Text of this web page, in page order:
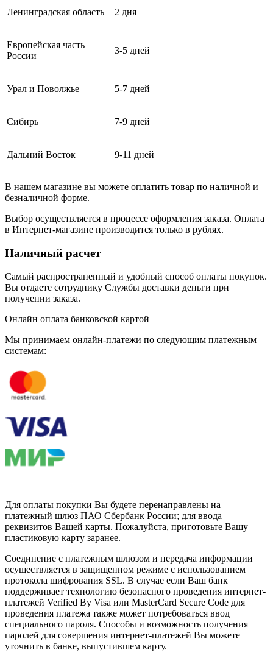
Ленинградская область 2 дня
Европейская часть
России
3-5 дней
Урал и Поволжье 5-7 дней
Сибирь 7-9 дней
Дальний Восток 9-11 дней
В нашем магазине вы можете оплатить товар по наличной и
безналичной форме.
Выбор осуществляется в процессе оформления заказа. Оплата
в Интернет-магазине производится только в рублях.
Наличный расчет
Самый распространенный и удобный способ оплаты покупок.
Вы отдаете сотруднику Службы доставки деньги при
получении заказа.
Онлайн оплата банковской картой
Мы принимаем онлайн-платежи по cледующим платежным
системам:
Для оплаты покупки Вы будете перенаправлены на
платежный шлюз ПАО Сбербанк России; для ввода
реквизитов Вашей карты. Пожалуйста, приготовьте Вашу
пластиковую карту заранее.
Соединение с платежным шлюзом и передача информации
осуществляется в защищенном режиме с использованием
протокола шифрования SSL. В случае если Ваш банк
поддерживает технологию безопасного проведения интернет-
платежей Verified By Visa или MasterCard Secure Code для
проведения платежа также может потребоваться ввод
специального пароля. Способы и возможность получения
паролей для совершения интернет-платежей Вы можете
уточнить в банке, выпустившем карту.